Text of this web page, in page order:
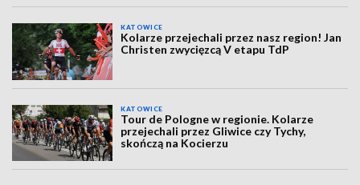
KATOWICE
Kolarze przejechali przez nasz region! Jan
Christen zwycięzcą V etapu TdP
KATOWICE
Tour de Pologne w regionie. Kolarze
przejechali przez Gliwice czy Tychy,
skończą na Kocierzu